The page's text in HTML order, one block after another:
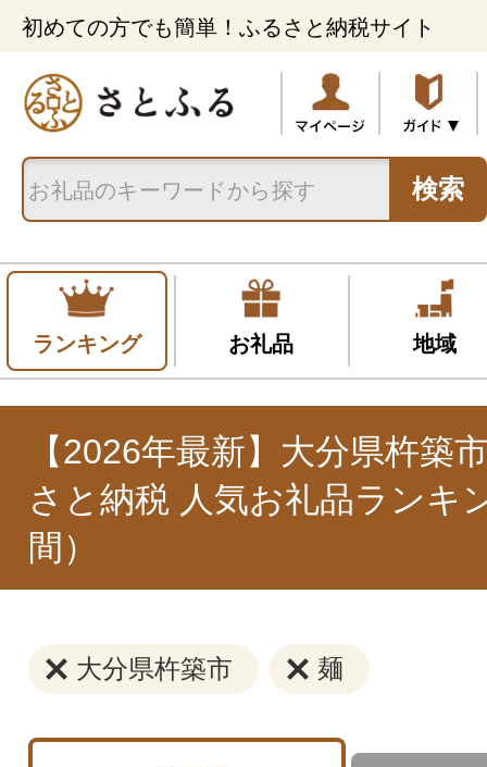
初めての方でも簡単！ふるさと納税サイト
検索
ランキング お礼品 地域
【2026年最新】大分県杵築
さと納税 人気お礼品ランキ
間）
大分県杵築市 麺